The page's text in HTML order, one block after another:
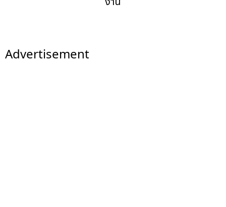
Advertisement